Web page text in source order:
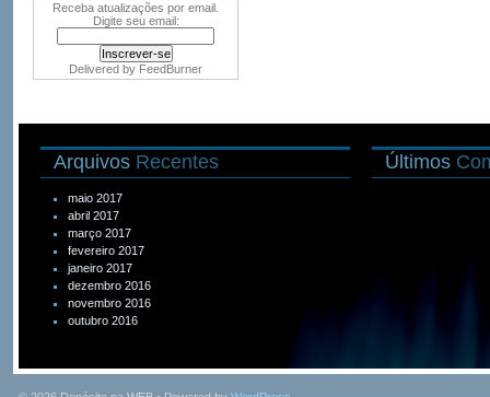
Receba atualizações por email.
Digite seu email:
Delivered by FeedBurner
Arquivos Recentes
maio 2017
abril 2017
março 2017
fevereiro 2017
janeiro 2017
dezembro 2016
novembro 2016
outubro 2016
Últimos